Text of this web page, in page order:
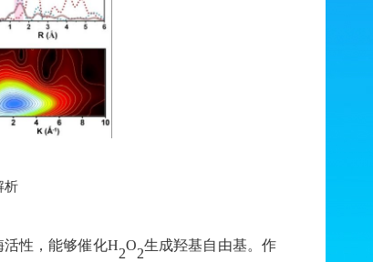
析
性，能够催化H2O2生成羟基自由基。作